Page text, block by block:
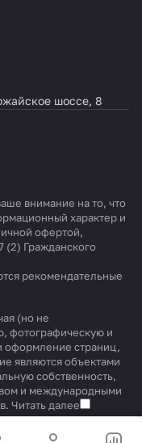
шоссе, 8
внимание на то, что
характер и
офертой,
(2) Гражданского
рекомендательные
(но не
фотографическую и
оформление страниц,
являются объектами
собственность,
и международными
Читать далее